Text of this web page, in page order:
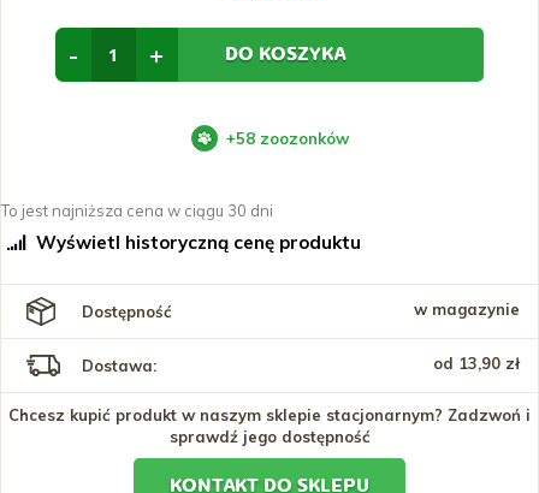
+
- DO KOSZYKA
+58 zoozonków
To jest najniższa cena w ciągu 30 dni
Wyświetl historyczną cenę produktu
Dostępność w magazynie
Dostawa: od 13,90 zł
Chcesz kupić produkt w naszym sklepie stacjonarnym? Zadzwoń i
sprawdź jego dostępność
KONTAKT DO SKLEPU